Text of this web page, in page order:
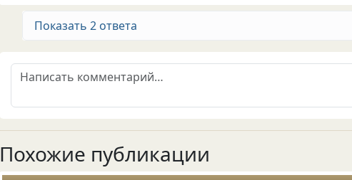
Показать 2 ответа
Похожие публикации